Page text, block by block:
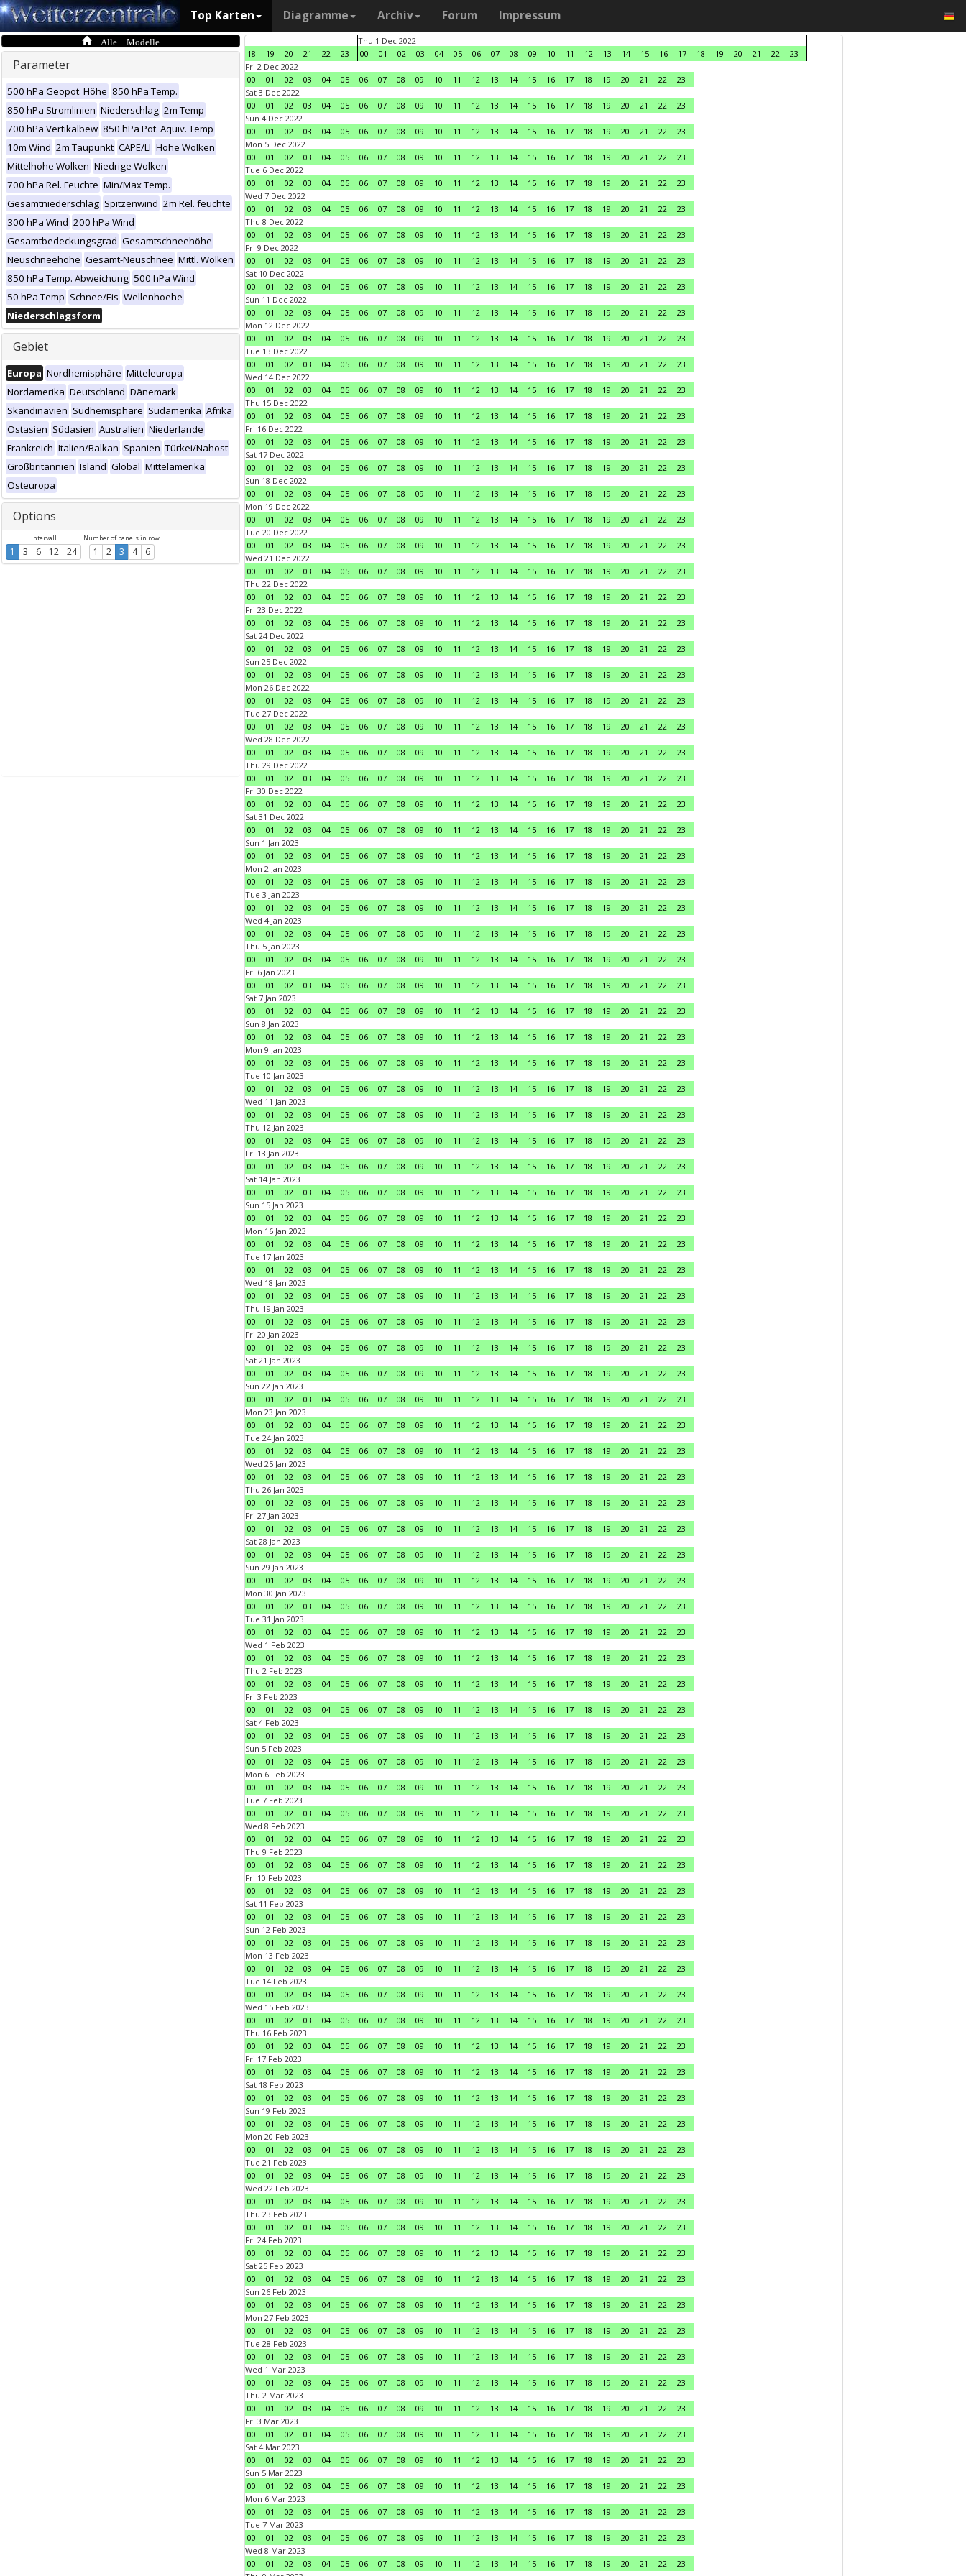
Top Karten Diagramme Archiv Forum Impressum
Alle Modelle
Parameter
500 hPa Geopot. Höhe 850 hPa Temp.
850 hPa Stromlinien Niederschlag 2m Temp
700 hPa Vertikalbew 850 hPa Pot. Äquiv. Temp
10m Wind 2m Taupunkt CAPE/LI Hohe Wolken
Mittelhohe Wolken Niedrige Wolken
700 hPa Rel. Feuchte Min/Max Temp.
Gesamtniederschlag Spitzenwind 2m Rel. feuchte
300 hPa Wind 200 hPa Wind
Gesamtbedeckungsgrad Gesamtschneehöhe
Neuschneehöhe Gesamt-Neuschnee Mittl. Wolken
850 hPa Temp. Abweichung 500 hPa Wind
50 hPa Temp Schnee/Eis Wellenhoehe
Niederschlagsform
Gebiet
Europa Nordhemisphäre Mitteleuropa
Nordamerika Deutschland Dänemark
Skandinavien Südhemisphäre Südamerika Afrika
Ostasien Südasien Australien Niederlande
Frankreich Italien/Balkan Spanien Türkei/Nahost
Großbritannien Island Global Mittelamerika
Osteuropa
Options
Intervall
1 3 6 12 24
Number of panels in row
1 2 3 4 6
18 19 20 21 22 23
Thu 1 Dec 2022
00
01 02 03 04 05 06 07 08 09 10 11 12 13 14 15 16 17 18 19 20 21 22
23
Fri 2 Dec 2022
00
01 02 03 04 05 06 07 08 09 10 11 12 13 14 15 16 17 18 19 20 21 22
23
Sat 3 Dec 2022
00
01 02 03 04 05 06 07 08 09 10 11 12 13 14 15 16 17 18 19 20 21 22
23
Sun 4 Dec 2022
00
01 02 03 04 05 06 07 08 09 10 11 12 13 14 15 16 17 18 19 20 21 22
23
Mon 5 Dec 2022
00
01 02 03 04 05 06 07 08 09 10 11 12 13 14 15 16 17 18 19 20 21 22
23
Tue 6 Dec 2022
00
01 02 03 04 05 06 07 08 09 10 11 12 13 14 15 16 17 18 19 20 21 22
23
Wed 7 Dec 2022
00
01 02 03 04 05 06 07 08 09 10 11 12 13 14 15 16 17 18 19 20 21 22
23
Thu 8 Dec 2022
00
01 02 03 04 05 06 07 08 09 10 11 12 13 14 15 16 17 18 19 20 21 22
23
Fri 9 Dec 2022
00
01 02 03 04 05 06 07 08 09 10 11 12 13 14 15 16 17 18 19 20 21 22
23
Sat 10 Dec 2022
00
01 02 03 04 05 06 07 08 09 10 11 12 13 14 15 16 17 18 19 20 21 22
23
Sun 11 Dec 2022
00
01 02 03 04 05 06 07 08 09 10 11 12 13 14 15 16 17 18 19 20 21 22
23
Mon 12 Dec 2022
00
01 02 03 04 05 06 07 08 09 10 11 12 13 14 15 16 17 18 19 20 21 22
23
Tue 13 Dec 2022
00
01 02 03 04 05 06 07 08 09 10 11 12 13 14 15 16 17 18 19 20 21 22
23
Wed 14 Dec 2022
00
01 02 03 04 05 06 07 08 09 10 11 12 13 14 15 16 17 18 19 20 21 22
23
Thu 15 Dec 2022
00
01 02 03 04 05 06 07 08 09 10 11 12 13 14 15 16 17 18 19 20 21 22
23
Fri 16 Dec 2022
00
01 02 03 04 05 06 07 08 09 10 11 12 13 14 15 16 17 18 19 20 21 22
23
Sat 17 Dec 2022
00
01 02 03 04 05 06 07 08 09 10 11 12 13 14 15 16 17 18 19 20 21 22
23
Sun 18 Dec 2022
00
01 02 03 04 05 06 07 08 09 10 11 12 13 14 15 16 17 18 19 20 21 22
23
Mon 19 Dec 2022
00
01 02 03 04 05 06 07 08 09 10 11 12 13 14 15 16 17 18 19 20 21 22
23
Tue 20 Dec 2022
00
01 02 03 04 05 06 07 08 09 10 11 12 13 14 15 16 17 18 19 20 21 22
23
Wed 21 Dec 2022
00
01 02 03 04 05 06 07 08 09 10 11 12 13 14 15 16 17 18 19 20 21 22
23
Thu 22 Dec 2022
00
01 02 03 04 05 06 07 08 09 10 11 12 13 14 15 16 17 18 19 20 21 22
23
Fri 23 Dec 2022
00
01 02 03 04 05 06 07 08 09 10 11 12 13 14 15 16 17 18 19 20 21 22
23
Sat 24 Dec 2022
00
01 02 03 04 05 06 07 08 09 10 11 12 13 14 15 16 17 18 19 20 21 22
23
Sun 25 Dec 2022
00
01 02 03 04 05 06 07 08 09 10 11 12 13 14 15 16 17 18 19 20 21 22
23
Mon 26 Dec 2022
00
01 02 03 04 05 06 07 08 09 10 11 12 13 14 15 16 17 18 19 20 21 22
23
Tue 27 Dec 2022
00
01 02 03 04 05 06 07 08 09 10 11 12 13 14 15 16 17 18 19 20 21 22
23
Wed 28 Dec 2022
00
01 02 03 04 05 06 07 08 09 10 11 12 13 14 15 16 17 18 19 20 21 22
23
Thu 29 Dec 2022
00
01 02 03 04 05 06 07 08 09 10 11 12 13 14 15 16 17 18 19 20 21 22
23
Fri 30 Dec 2022
00
01 02 03 04 05 06 07 08 09 10 11 12 13 14 15 16 17 18 19 20 21 22
23
Sat 31 Dec 2022
00
01 02 03 04 05 06 07 08 09 10 11 12 13 14 15 16 17 18 19 20 21 22
23
Sun 1 Jan 2023
00
01 02 03 04 05 06 07 08 09 10 11 12 13 14 15 16 17 18 19 20 21 22
23
Mon 2 Jan 2023
00
01 02 03 04 05 06 07 08 09 10 11 12 13 14 15 16 17 18 19 20 21 22
23
Tue 3 Jan 2023
00
01 02 03 04 05 06 07 08 09 10 11 12 13 14 15 16 17 18 19 20 21 22
23
Wed 4 Jan 2023
00
01 02 03 04 05 06 07 08 09 10 11 12 13 14 15 16 17 18 19 20 21 22
23
Thu 5 Jan 2023
00
01 02 03 04 05 06 07 08 09 10 11 12 13 14 15 16 17 18 19 20 21 22
23
Fri 6 Jan 2023
00
01 02 03 04 05 06 07 08 09 10 11 12 13 14 15 16 17 18 19 20 21 22
23
Sat 7 Jan 2023
00
01 02 03 04 05 06 07 08 09 10 11 12 13 14 15 16 17 18 19 20 21 22
23
Sun 8 Jan 2023
00
01 02 03 04 05 06 07 08 09 10 11 12 13 14 15 16 17 18 19 20 21 22
23
Mon 9 Jan 2023
00
01 02 03 04 05 06 07 08 09 10 11 12 13 14 15 16 17 18 19 20 21 22
23
Tue 10 Jan 2023
00
01 02 03 04 05 06 07 08 09 10 11 12 13 14 15 16 17 18 19 20 21 22
23
Wed 11 Jan 2023
00
01 02 03 04 05 06 07 08 09 10 11 12 13 14 15 16 17 18 19 20 21 22
23
Thu 12 Jan 2023
00
01 02 03 04 05 06 07 08 09 10 11 12 13 14 15 16 17 18 19 20 21 22
23
Fri 13 Jan 2023
00
01 02 03 04 05 06 07 08 09 10 11 12 13 14 15 16 17 18 19 20 21 22
23
Sat 14 Jan 2023
00
01 02 03 04 05 06 07 08 09 10 11 12 13 14 15 16 17 18 19 20 21 22
23
Sun 15 Jan 2023
00
01 02 03 04 05 06 07 08 09 10 11 12 13 14 15 16 17 18 19 20 21 22
23
Mon 16 Jan 2023
00
01 02 03 04 05 06 07 08 09 10 11 12 13 14 15 16 17 18 19 20 21 22
23
Tue 17 Jan 2023
00
01 02 03 04 05 06 07 08 09 10 11 12 13 14 15 16 17 18 19 20 21 22
23
Wed 18 Jan 2023
00
01 02 03 04 05 06 07 08 09 10 11 12 13 14 15 16 17 18 19 20 21 22
23
Thu 19 Jan 2023
00
01 02 03 04 05 06 07 08 09 10 11 12 13 14 15 16 17 18 19 20 21 22
23
Fri 20 Jan 2023
00
01 02 03 04 05 06 07 08 09 10 11 12 13 14 15 16 17 18 19 20 21 22
23
Sat 21 Jan 2023
00
01 02 03 04 05 06 07 08 09 10 11 12 13 14 15 16 17 18 19 20 21 22
23
Sun 22 Jan 2023
00
01 02 03 04 05 06 07 08 09 10 11 12 13 14 15 16 17 18 19 20 21 22
23
Mon 23 Jan 2023
00
01 02 03 04 05 06 07 08 09 10 11 12 13 14 15 16 17 18 19 20 21 22
23
Tue 24 Jan 2023
00
01 02 03 04 05 06 07 08 09 10 11 12 13 14 15 16 17 18 19 20 21 22
23
Wed 25 Jan 2023
00
01 02 03 04 05 06 07 08 09 10 11 12 13 14 15 16 17 18 19 20 21 22
23
Thu 26 Jan 2023
00
01 02 03 04 05 06 07 08 09 10 11 12 13 14 15 16 17 18 19 20 21 22
23
Fri 27 Jan 2023
00
01 02 03 04 05 06 07 08 09 10 11 12 13 14 15 16 17 18 19 20 21 22
23
Sat 28 Jan 2023
00
01 02 03 04 05 06 07 08 09 10 11 12 13 14 15 16 17 18 19 20 21 22
23
Sun 29 Jan 2023
00
01 02 03 04 05 06 07 08 09 10 11 12 13 14 15 16 17 18 19 20 21 22
23
Mon 30 Jan 2023
00
01 02 03 04 05 06 07 08 09 10 11 12 13 14 15 16 17 18 19 20 21 22
23
Tue 31 Jan 2023
00
01 02 03 04 05 06 07 08 09 10 11 12 13 14 15 16 17 18 19 20 21 22
23
Wed 1 Feb 2023
00
01 02 03 04 05 06 07 08 09 10 11 12 13 14 15 16 17 18 19 20 21 22
23
Thu 2 Feb 2023
00
01 02 03 04 05 06 07 08 09 10 11 12 13 14 15 16 17 18 19 20 21 22
23
Fri 3 Feb 2023
00
01 02 03 04 05 06 07 08 09 10 11 12 13 14 15 16 17 18 19 20 21 22
23
Sat 4 Feb 2023
00
01 02 03 04 05 06 07 08 09 10 11 12 13 14 15 16 17 18 19 20 21 22
23
Sun 5 Feb 2023
00
01 02 03 04 05 06 07 08 09 10 11 12 13 14 15 16 17 18 19 20 21 22
23
Mon 6 Feb 2023
00
01 02 03 04 05 06 07 08 09 10 11 12 13 14 15 16 17 18 19 20 21 22
23
Tue 7 Feb 2023
00
01 02 03 04 05 06 07 08 09 10 11 12 13 14 15 16 17 18 19 20 21 22
23
Wed 8 Feb 2023
00
01 02 03 04 05 06 07 08 09 10 11 12 13 14 15 16 17 18 19 20 21 22
23
Thu 9 Feb 2023
00
01 02 03 04 05 06 07 08 09 10 11 12 13 14 15 16 17 18 19 20 21 22
23
Fri 10 Feb 2023
00
01 02 03 04 05 06 07 08 09 10 11 12 13 14 15 16 17 18 19 20 21 22
23
Sat 11 Feb 2023
00
01 02 03 04 05 06 07 08 09 10 11 12 13 14 15 16 17 18 19 20 21 22
23
Sun 12 Feb 2023
00
01 02 03 04 05 06 07 08 09 10 11 12 13 14 15 16 17 18 19 20 21 22
23
Mon 13 Feb 2023
00
01 02 03 04 05 06 07 08 09 10 11 12 13 14 15 16 17 18 19 20 21 22
23
Tue 14 Feb 2023
00
01 02 03 04 05 06 07 08 09 10 11 12 13 14 15 16 17 18 19 20 21 22
23
Wed 15 Feb 2023
00
01 02 03 04 05 06 07 08 09 10 11 12 13 14 15 16 17 18 19 20 21 22
23
Thu 16 Feb 2023
00
01 02 03 04 05 06 07 08 09 10 11 12 13 14 15 16 17 18 19 20 21 22
23
Fri 17 Feb 2023
00
01 02 03 04 05 06 07 08 09 10 11 12 13 14 15 16 17 18 19 20 21 22
23
Sat 18 Feb 2023
00
01 02 03 04 05 06 07 08 09 10 11 12 13 14 15 16 17 18 19 20 21 22
23
Sun 19 Feb 2023
00
01 02 03 04 05 06 07 08 09 10 11 12 13 14 15 16 17 18 19 20 21 22
23
Mon 20 Feb 2023
00
01 02 03 04 05 06 07 08 09 10 11 12 13 14 15 16 17 18 19 20 21 22
23
Tue 21 Feb 2023
00
01 02 03 04 05 06 07 08 09 10 11 12 13 14 15 16 17 18 19 20 21 22
23
Wed 22 Feb 2023
00
01 02 03 04 05 06 07 08 09 10 11 12 13 14 15 16 17 18 19 20 21 22
23
Thu 23 Feb 2023
00
01 02 03 04 05 06 07 08 09 10 11 12 13 14 15 16 17 18 19 20 21 22
23
Fri 24 Feb 2023
00
01 02 03 04 05 06 07 08 09 10 11 12 13 14 15 16 17 18 19 20 21 22
23
Sat 25 Feb 2023
00
01 02 03 04 05 06 07 08 09 10 11 12 13 14 15 16 17 18 19 20 21 22
23
Sun 26 Feb 2023
00
01 02 03 04 05 06 07 08 09 10 11 12 13 14 15 16 17 18 19 20 21 22
23
Mon 27 Feb 2023
00
01 02 03 04 05 06 07 08 09 10 11 12 13 14 15 16 17 18 19 20 21 22
23
Tue 28 Feb 2023
00
01 02 03 04 05 06 07 08 09 10 11 12 13 14 15 16 17 18 19 20 21 22
23
Wed 1 Mar 2023
00
01 02 03 04 05 06 07 08 09 10 11 12 13 14 15 16 17 18 19 20 21 22
23
Thu 2 Mar 2023
00
01 02 03 04 05 06 07 08 09 10 11 12 13 14 15 16 17 18 19 20 21 22
23
Fri 3 Mar 2023
00
01 02 03 04 05 06 07 08 09 10 11 12 13 14 15 16 17 18 19 20 21 22
23
Sat 4 Mar 2023
00
01 02 03 04 05 06 07 08 09 10 11 12 13 14 15 16 17 18 19 20 21 22
23
Sun 5 Mar 2023
00
01 02 03 04 05 06 07 08 09 10 11 12 13 14 15 16 17 18 19 20 21 22
23
Mon 6 Mar 2023
00
01 02 03 04 05 06 07 08 09 10 11 12 13 14 15 16 17 18 19 20 21 22
23
Tue 7 Mar 2023
00
01 02 03 04 05 06 07 08 09 10 11 12 13 14 15 16 17 18 19 20 21 22
23
Wed 8 Mar 2023
00
01 02 03 04 05 06 07 08 09 10 11 12 13 14 15 16 17 18 19 20 21 22
23